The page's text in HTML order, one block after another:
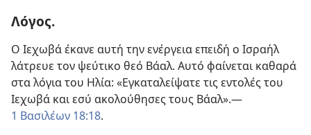
Λόγος.
Ο Ιεχωβά έκανε αυτή την ενέργεια επειδή ο Ισραήλ
λάτρευε τον ψεύτικο θεό Βάαλ. Αυτό φαίνεται καθαρά
στα λόγια του Ηλία: «Εγκαταλείψατε τις εντολές του
Ιεχωβά και εσύ ακολούθησες τους Βάαλ».​—
1 Βασιλέων 18:18.